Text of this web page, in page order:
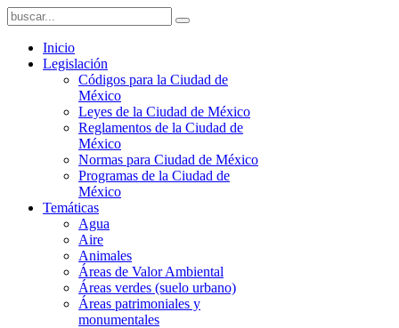
Inicio
Legislación
Códigos para la Ciudad de
México
Leyes de la Ciudad de México
Reglamentos de la Ciudad de
México
Normas para Ciudad de México
Programas de la Ciudad de
México
Temáticas
Agua
Aire
Animales
Áreas de Valor Ambiental
Áreas verdes (suelo urbano)
Áreas patrimoniales y
monumentales